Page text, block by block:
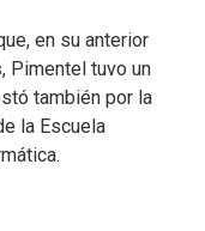
en su anterior
Pimentel tuvo un
también por la
la Escuela